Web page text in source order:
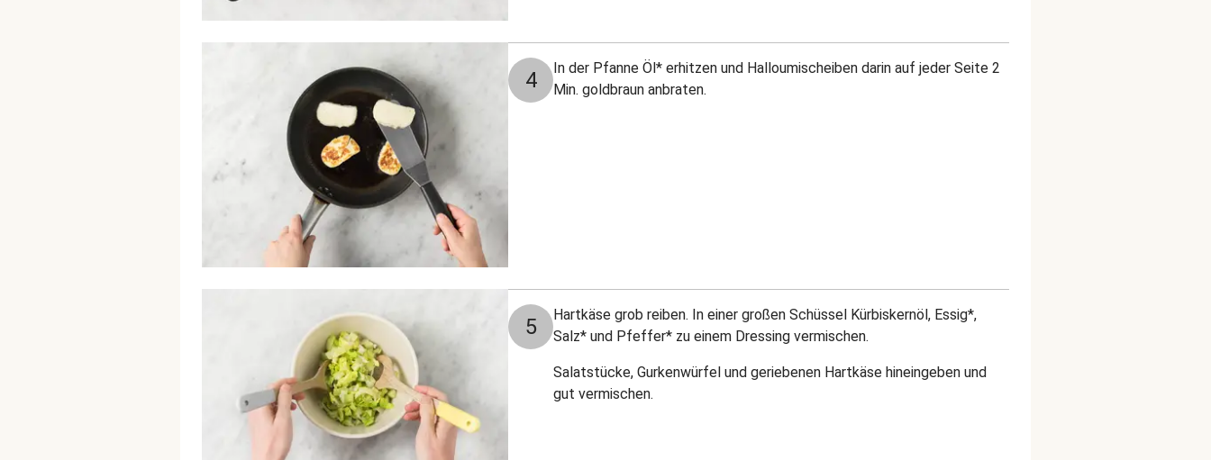
4
In der Pfanne Öl* erhitzen und Halloumischeiben darin auf jeder Seite 2
Min. goldbraun anbraten.
5
Hartkäse grob reiben. In einer großen Schüssel Kürbiskernöl, Essig*,
Salz* und Pfeffer* zu einem Dressing vermischen.
Salatstücke, Gurkenwürfel und geriebenen Hartkäse hineingeben und
gut vermischen.